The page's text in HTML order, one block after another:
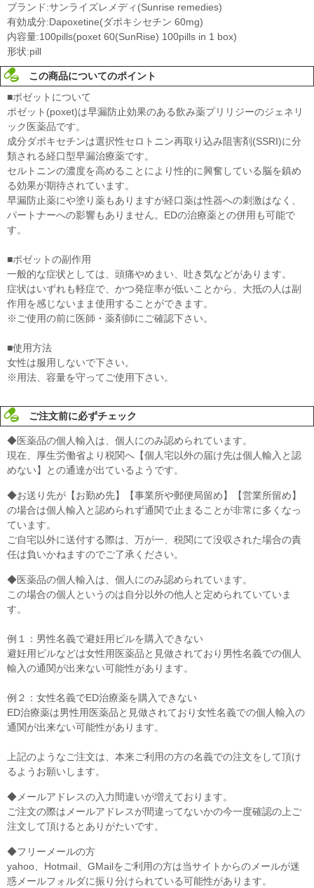
ブランド:サンライズレメディ(Sunrise remedies)
有効成分:Dapoxetine(ダポキシセチン 60mg)
内容量:100pills(poxet 60(SunRise) 100pills in 1 box)
形状:pill
この商品についてのポイント
■ポゼットについて
ポゼット(poxet)は早漏防止効果のある飲み薬プリリジーのジェネリ
ック医薬品です。
成分ダポキセチンは選択性セロトニン再取り込み阻害剤(SSRI)に分
類される経口型早漏治療薬です。
セルトニンの濃度を高めることにより性的に興奮している脳を鎮め
る効果が期待されています。
早漏防止薬にや塗り薬もありますが経口薬は性器への刺激はなく、
パートナーへの影響もありません。EDの治療薬との併用も可能で
す。
■ポゼットの副作用
一般的な症状としては、頭痛やめまい、吐き気などがあります。
症状はいずれも軽症で、かつ発症率が低いことから、大抵の人は副
作用を感じないまま使用することができます。
※ご使用の前に医師・薬剤師にご確認下さい。
■使用方法
女性は服用しないで下さい。
※用法、容量を守ってご使用下さい。
ご注文前に必ずチェック
◆医薬品の個人輸入は、個人にのみ認められています。
現在、厚生労働省より税関へ【個人宅以外の届け先は個人輸入と認
めない】との通達が出ているようです。
◆お送り先が【お勤め先】【事業所や郵便局留め】【営業所留め】
の場合は個人輸入と認められず通関で止まることが非常に多くなっ
ています。
ご自宅以外に送付する際は、万が一、税関にて没収された場合の責
任は負いかねますのでご了承ください。
◆医薬品の個人輸入は、個人にのみ認められています。
この場合の個人というのは自分以外の他人と定められていていま
す。
例１：男性名義で避妊用ピルを購入できない
避妊用ピルなどは女性用医薬品と見做されており男性名義での個人
輸入の通関が出来ない可能性があります。
例２：女性名義でED治療薬を購入できない
ED治療薬は男性用医薬品と見做されており女性名義での個人輸入の
通関が出来ない可能性があります。
上記のようなご注文は、本来ご利用の方の名義での注文をして頂け
るようお願いします。
◆メールアドレスの入力間違いが増えております。
ご注文の際はメールアドレスが間違ってないかの今一度確認の上ご
注文して頂けるとありがたいです。
◆フリーメールの方
yahoo、Hotmail、GMailをご利用の方は当サイトからのメールが迷
惑メールフォルダに振り分けられている可能性があります。